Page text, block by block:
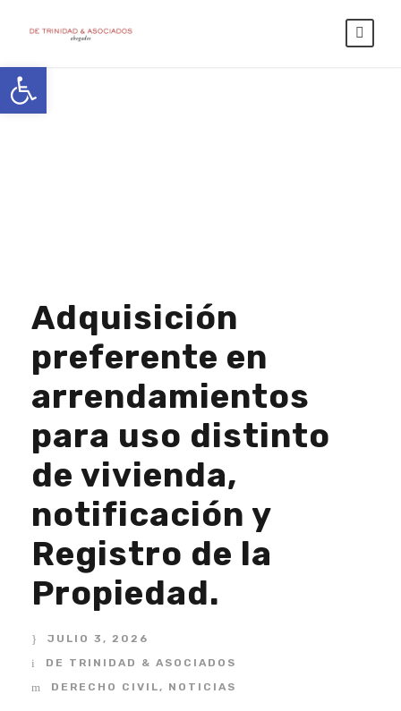
Abrir barra de herramientas
Adquisición
preferente en
arrendamientos
para uso distinto
de vivienda,
notificación y
Registro de la
Propiedad.
JULIO 3, 2026
DE TRINIDAD & ASOCIADOS
DERECHO CIVIL, NOTICIAS